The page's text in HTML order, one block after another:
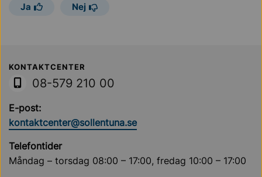
Ja Nej
Sollentuna Kommun
KONTAKTCENTER
08-579 210 00
E-post:
kontaktcenter@sollentuna.se
Telefontider
Måndag – torsdag 08:00 – 17:00, fredag 10:00 – 17:00